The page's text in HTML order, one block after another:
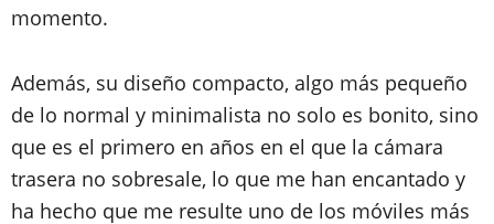
momento.
Además, su diseño compacto, algo más pequeño
de lo normal y minimalista no solo es bonito, sino
que es el primero en años en el que la cámara
trasera no sobresale, lo que me han encantado y
ha hecho que me resulte uno de los móviles más